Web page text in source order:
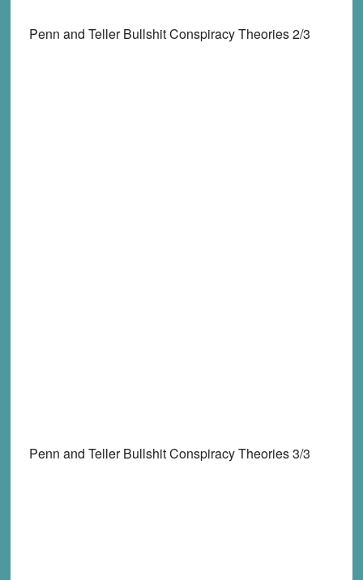
Penn and Teller Bullshit Conspiracy Theories 2/3
Penn and Teller Bullshit Conspiracy Theories 3/3